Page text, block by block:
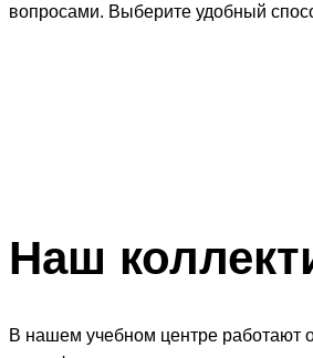
вопросами. Выберите удобный
Наш
В нашем учебном центре работают